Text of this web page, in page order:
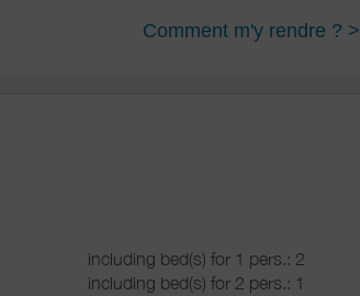
Comment m'y rendre ? >
including bed(s) for 1 pers.: 2
including bed(s) for 2 pers.: 1